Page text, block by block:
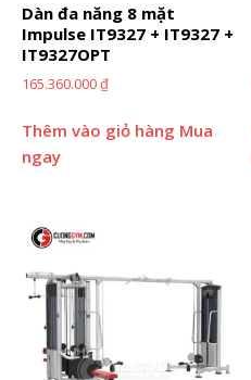
Dàn đa năng 8 mặt
Impulse IT9327 + IT9327 +
IT9327OPT
165.360.000₫
Thêm vào giỏ hàng Mua
ngay